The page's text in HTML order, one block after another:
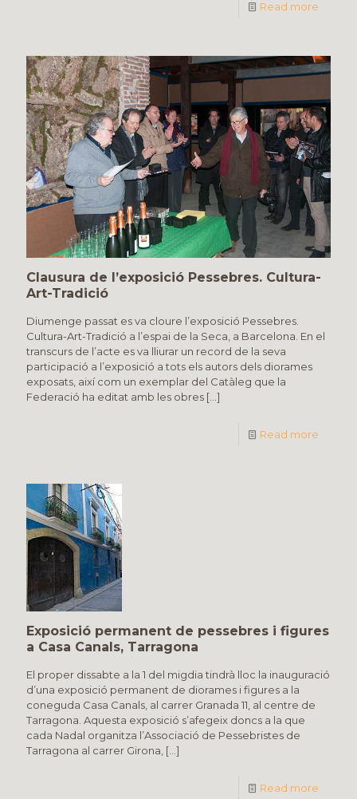
Read more
Clausura de l’exposició Pessebres. Cultura-
Art-Tradició
Diumenge passat es va cloure l’exposició Pessebres.
Cultura-Art-Tradició a l’espai de la Seca, a Barcelona. En el
transcurs de l’acte es va lliurar un record de la seva
participació a l’exposició a tots els autors dels diorames
exposats, així com un exemplar del Catàleg que la
Federació ha editat amb les obres […]
Read more
Exposició permanent de pessebres i figures
a Casa Canals, Tarragona
El proper dissabte a la 1 del migdia tindrà lloc la inauguració
d’una exposició permanent de diorames i figures a la
coneguda Casa Canals, al carrer Granada 11, al centre de
Tarragona. Aquesta exposició s’afegeix doncs a la que
cada Nadal organitza l’Associació de Pessebristes de
Tarragona al carrer Girona, […]
Read more